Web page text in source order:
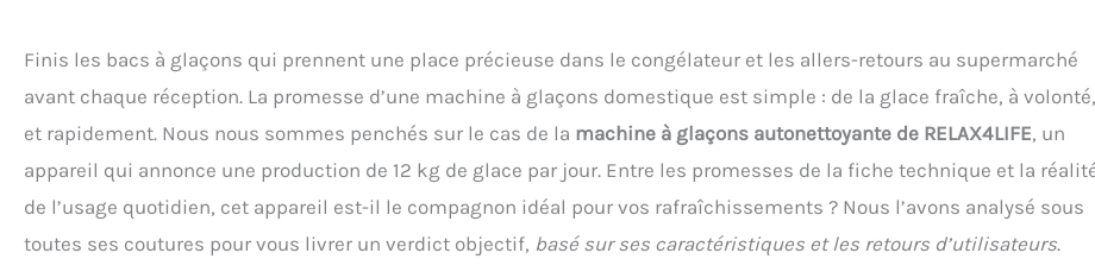
Finis les bacs à glaçons qui prennent une place précieuse dans le congélateur et les allers-retours au supermarché
avant chaque réception. La promesse d’une machine à glaçons domestique est simple : de la glace fraîche, à volonté,
et rapidement. Nous nous sommes penchés sur le cas de la machine à glaçons autonettoyante de RELAX4LIFE, un
appareil qui annonce une production de 12 kg de glace par jour. Entre les promesses de la fiche technique et la
de l’usage quotidien, cet appareil est-il le compagnon idéal pour vos rafraîchissements ? Nous l’avons analysé sous
toutes ses coutures pour vous livrer un verdict objectif, basé sur ses caractéristiques et les retours d’utilisateurs.